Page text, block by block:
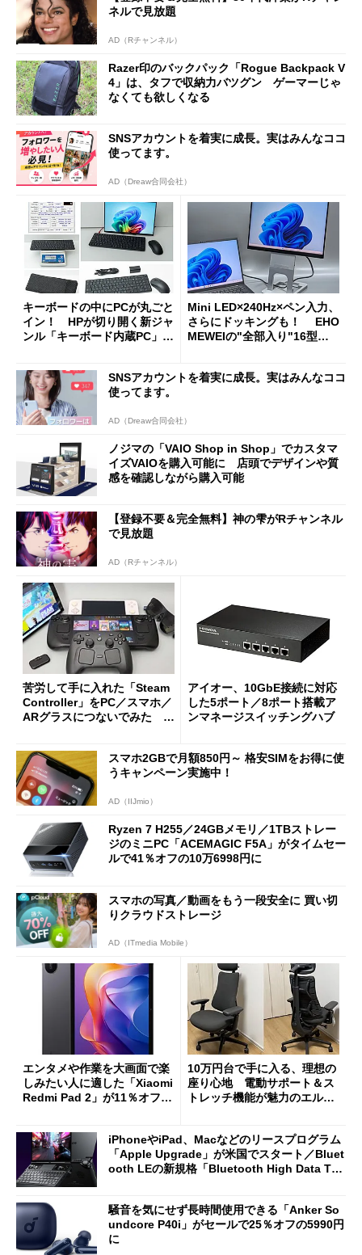
ネルで見放題
AD（Rチャンネル）
Razer印のバックパック「Rogue Backpack V
4」は、タフで収納力バツグン ゲーマーじゃ
なくても欲しくなる
SNSアカウントを着実に成長。実はみんなココ
使ってます。
AD（Dreaw合同会社）
キーボードの中にPCが丸ごと
イン！ HPが切り開く新ジャ
ンル「キーボード内蔵PC」の
Mini LED×240Hz×ペン入力、
さらにドッキングも！ EHO
MEWEIの"全部入り"16型モ
SNSアカウントを着実に成長。実はみんなココ
使ってます。
AD（Dreaw合同会社）
ノジマの「VAIO Shop in Shop」でカスタマ
イズVAIOを購入可能に 店頭でデザインや質
感を確認しながら購入可能
【登録不要＆完全無料】神の雫がRチャンネル
で見放題
AD（Rチャンネル）
苦労して手に入れた「Steam
Controller」をPC／スマホ／
ARグラスにつないでみた ゲ
アイオー、10GbE接続に対応
した5ポート／8ポート搭載ア
ンマネージスイッチングハブ
スマホ2GBで月額850円～ 格安SIMをお得に使
うキャンペーン実施中！
AD（IIJmio）
Ryzen 7 H255／24GBメモリ／1TBストレー
ジのミニPC「ACEMAGIC F5A」がタイムセー
ルで41％オフの10万6998円に
スマホの写真／動画をもう一段安全に 買い切
りクラウドストレージ
AD（ITmedia Mobile）
エンタメや作業を大画面で楽
しみたい人に適した「Xiaomi
Redmi Pad 2」が11％オフの
10万円台で手に入る、理想の
座り心地 電動サポート＆ス
トレッチ機能が魅力のエルゴ
iPhoneやiPad、Macなどのリースプログラム
「Apple Upgrade」が米国でスタート／Bluet
ooth LEの新規格「Bluetooth High Data Thr
騒音を気にせず長時間使用できる「Anker So
undcore P40i」がセールで25％オフの5990円
に